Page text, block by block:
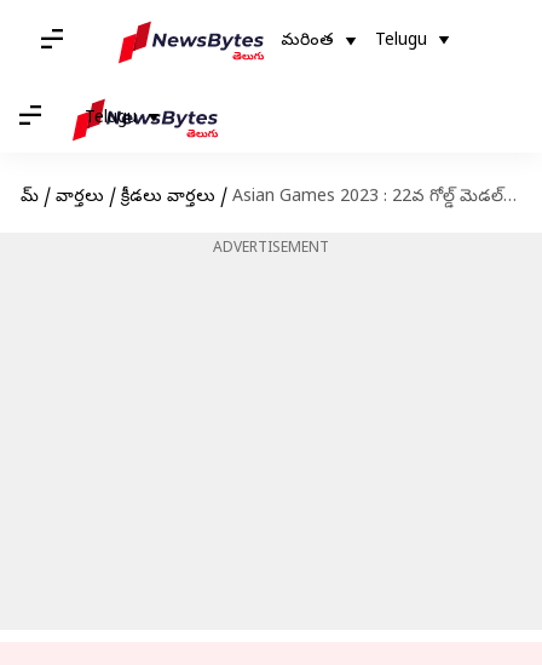
మరింత Telugu
Telugu
హోమ్ / వార్తలు / క్రీడలు వార్తలు / Asian Games 2023 : 22వ గోల్డ్ మెడల్‌ను సాధించిన భారత్.. మెన్స్ హాకీలో స్వర్ణం
ADVERTISEMENT